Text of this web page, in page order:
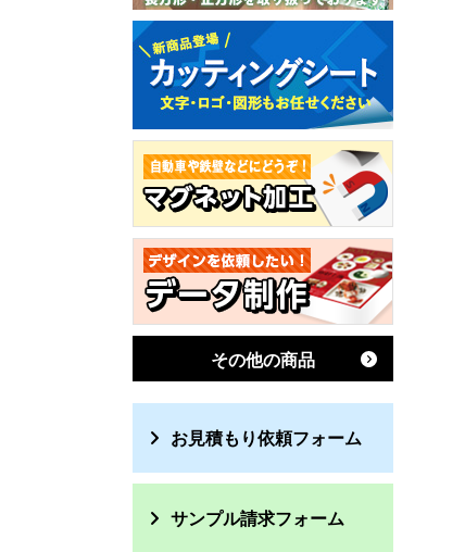
その他の商品
お見積もり依頼フォーム
サンプル請求フォーム